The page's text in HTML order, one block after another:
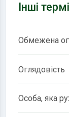
Інші
Обмежена
Оглядовість
Особа, яка